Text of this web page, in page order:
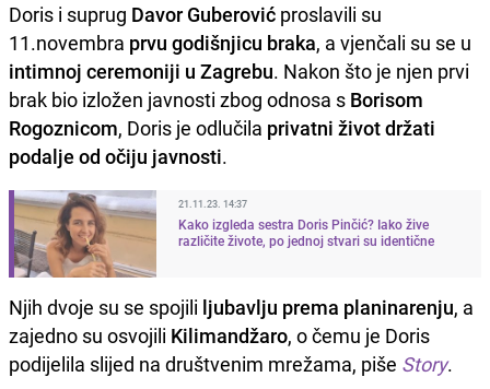
Doris i suprug Davor Guberović proslavili su
11.novembra prvu godišnjicu braka, a vjenčali su se u
intimnoj ceremoniji u Zagrebu. Nakon što je njen prvi
brak bio izložen javnosti zbog odnosa s Borisom
Rogoznicom, Doris je odlučila privatni život držati
podalje od očiju javnosti.
21.11.23. 14:37
Kako izgleda sestra Doris Pinčić? Iako žive
različite živote, po jednoj stvari su identične
Njih dvoje su se spojili ljubavlju prema planinarenju, a
zajedno su osvojili Kilimandžaro, o čemu je Doris
podijelila slijed na društvenim mrežama, piše Story.